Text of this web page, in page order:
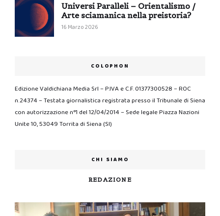
Universi Paralleli – Orientalismo /
Arte sciamanica nella preistoria?
16 Marzo 2026
COLOPHON
Edizione Valdichiana Media Srl – P.IVA e C.F. 01377300528 – ROC
n.24374 – Testata giornalistica registrata presso il Tribunale di Siena
con autorizzazione n°1 del 12/04/2014 – Sede legale Piazza Nazioni
Unite 10, 53049 Torrita di Siena (SI)
CHI SIAMO
REDAZIONE